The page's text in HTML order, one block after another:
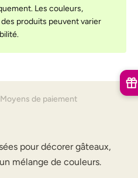
Les couleurs,
des produits peuvent varier
Moyens de paiement
pour décorer gâteaux,
mélange de couleurs.